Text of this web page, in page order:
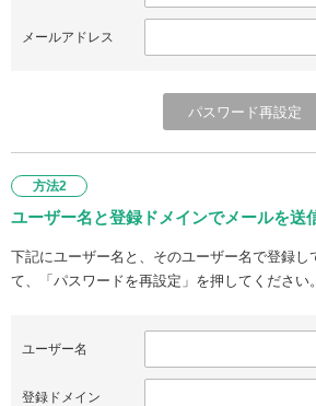
メールアドレス
方法2
ユーザー名と登録ドメインでメールを送
下記にユーザー名と、そのユーザー名で登録し
て、「パスワードを再設定」を押してください。
ユーザー名
登録ドメイン